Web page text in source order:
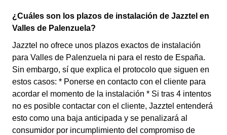
¿Cuáles son los plazos de instalación de Jazztel en
Valles de Palenzuela?
Jazztel no ofrece unos plazos exactos de instalación
para Valles de Palenzuela ni para el resto de España.
Sin embargo, sí que explica el protocolo que siguen en
estos casos: * Ponerse en contacto con el cliente para
acordar el momento de la instalación * Si tras 4 intentos
no es posible contactar con el cliente, Jazztel entenderá
esto como una baja anticipada y se penalizará al
consumidor por incumplimiento del compromiso de